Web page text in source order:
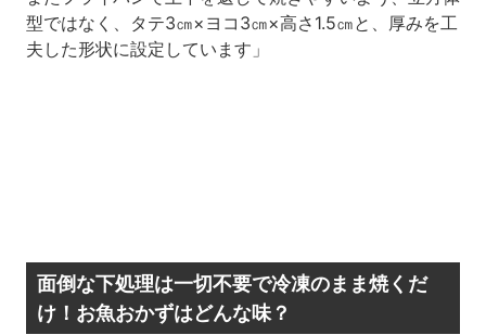
型ではなく、タテ3㎝×ヨコ3㎝×高さ1.5㎝と、厚みを工
夫した形状に設定しています」
面倒な下処理は一切不要で冷凍のまま焼くだ
け！お魚おかずはどんな味？